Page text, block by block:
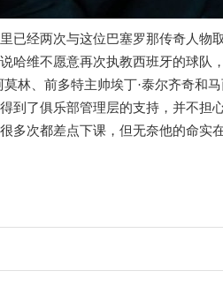
已经两次与这位巴塞罗那传奇人物
哈维不愿意再次执教西班牙的球队
林、前多特主帅埃丁·泰尔齐奇和
到了俱乐部管理层的支持，并不担
多次都差点下课，但无奈他的命实